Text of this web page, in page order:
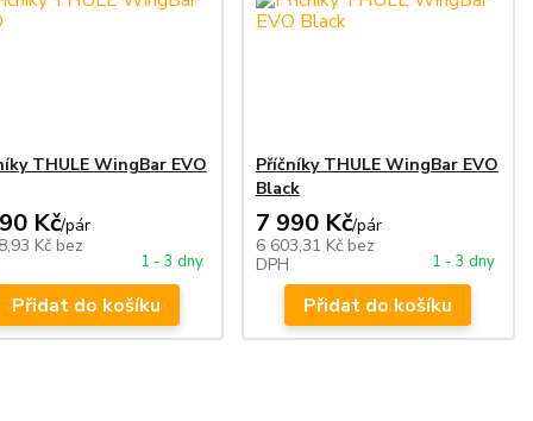
THULE WingBar EVO
Kč/pár
Kč bez
1 - 3 dny
Přidat do košíku
Příčníky THULE WingBar EVO
Black
7 990 Kč/pár
6 603,31 Kč bez
DPH
1 - 3 dny
Přidat do košíku